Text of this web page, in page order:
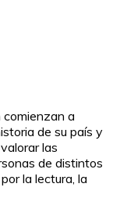
a
de su país y
las
de distintos
la lectura, la